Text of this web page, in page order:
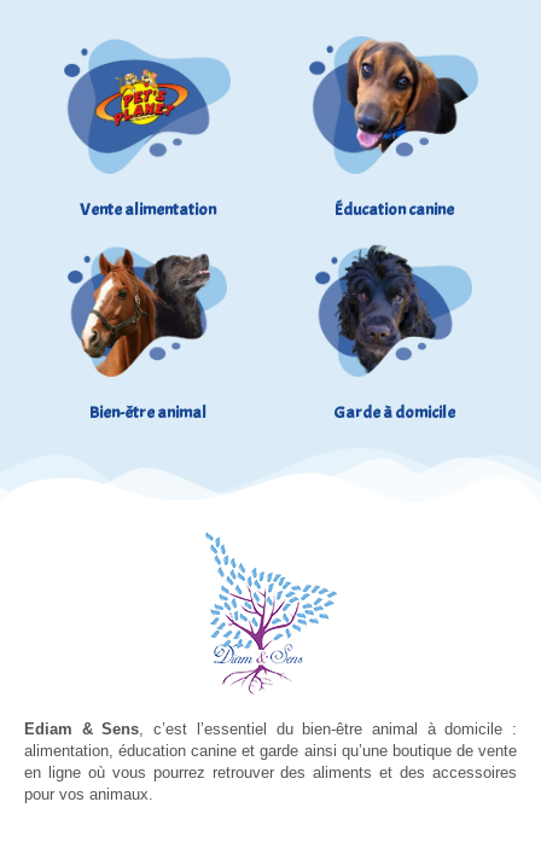
Vente alimentation Éducation canine
Bien-être animal Garde à domicile
Ediam & Sens , c’est l’essentiel du bien-être animal à domicile :
alimentation, éducation canine et garde ainsi qu’une boutique de vente
en ligne où vous pourrez retrouver des aliments et des accessoires
pour vos animaux.